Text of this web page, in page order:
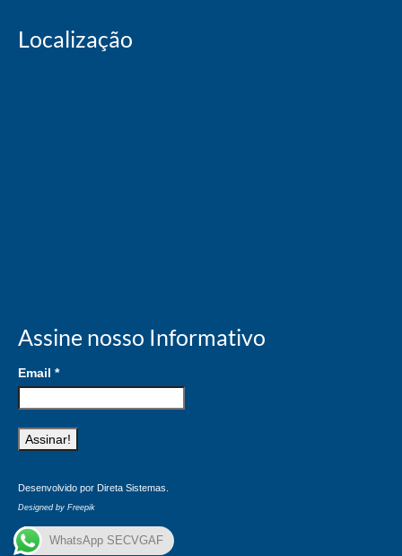
Localização
Assine nosso Informativo
Email *
Desenvolvido por Direta Sistemas
Designed by Freepik
WhatsApp SECVGAF